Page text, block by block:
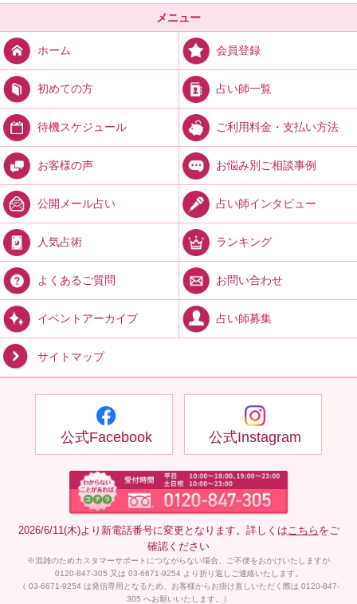
メニュー
ホーム 会員登録
初めての方 占い師一覧
待機スケジュール ご利用料金・支払い方法
お客様の声 お悩み別ご相談事例
公開メール占い 占い師インタビュー
人気占術 ランキング
よくあるご質問 お問い合わせ
イベントアーカイブ 占い師募集
サイトマップ
公式Facebook 公式Instagram
2026/6/11(木)より新電話番号に変更となります。詳しくはこちら をご
確認ください
※混雑のためカスタマーサポートにつながらない場合、ご不便をおかけいたしますが
0120-847-305 又は 03-6671-9254 より折り返しご連絡いたします。
（ 03-6671-9254 は発信専用となるため、お客様からお掛け直しいただく際は 0120-847-
305 へお願いいたします。）